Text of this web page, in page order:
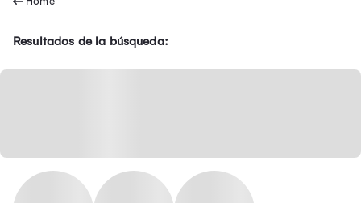
Resultados de la búsqueda: